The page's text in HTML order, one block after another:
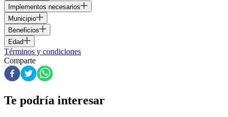
Implementos necesarios
Municipio
Beneficios
Edad
Términos y condiciones
Comparte
Te podría interesar